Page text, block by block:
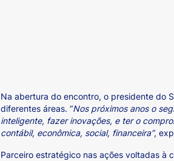
Na abertura do encontro, o presidente do
diferentes áreas. “Nos próximos anos o
inteligente, fazer inovações, e ter o
contábil, econômica, social, financeira”,
Parceiro estratégico nas ações voltadas à